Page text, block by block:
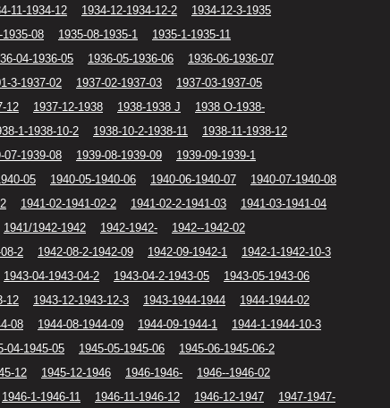
11-1934-12 1934-12-1934-12-2
1934-12-3-1935
1935-08 1935-08-1935-1
1935-1-1935-11
04-1936-05 1936-05-1936-06
1936-06-1936-07
3-1937-02 1937-02-1937-03
1937-03-1937-05
12 1937-12-1938 1938-1938 J
1938 O-1938-
1-1938-10-2 1938-10-2-1938-11
1938-11-1938-12
07-1939-08 1939-08-1939-09
1939-09-1939-1
05 1940-05-1940-06 1940-06-1940-07
1940-07-1940-08
1941-02-1941-02-2 1941-02-2-1941-03
1941-03-1941-04
1941/1942-1942 1942-1942-
1942--1942-02
2 1942-08-2-1942-09 1942-09-1942-1
1942-1-1942-10-3
1943-04-1943-04-2 1943-04-2-1943-05
1943-05-1943-06
12 1943-12-1943-12-3 1943-1944-1944
1944-1944-02
08 1944-08-1944-09 1944-09-1944-1
1944-1-1944-10-3
04-1945-05 1945-05-1945-06
1945-06-1945-06-2
12 1945-12-1946 1946-1946-
1946--1946-02
1946-1-1946-11 1946-11-1946-12 1946-12-1947
1947-1947-